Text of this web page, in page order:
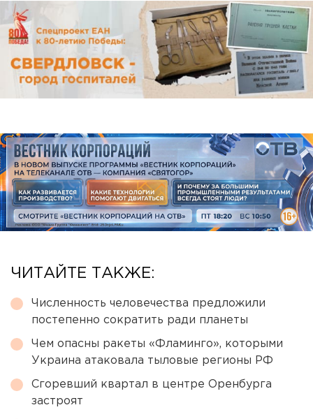
ЧИТАЙТЕ ТАКЖЕ:
Численность человечества предложили
постепенно сократить ради планеты
Чем опасны ракеты «Фламинго», которыми
Украина атаковала тыловые регионы РФ
Сгоревший квартал в центре Оренбурга
застроят